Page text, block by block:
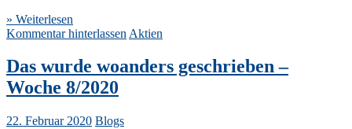
» Weiterlesen
Kommentar hinterlassen Aktien
Das wurde woanders geschrieben –
Woche 8/2020
22. Februar 2020 Blogs